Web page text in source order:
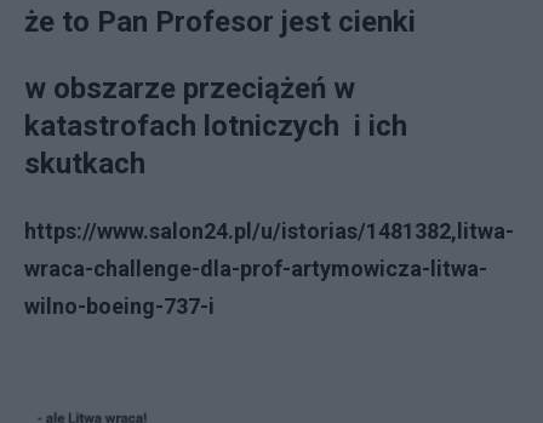
że to Pan Profesor jest cienki
w obszarze przeciążeń w
katastrofach lotniczych i ich
skutkach
https://www.salon24.pl/u/istorias/1481382,litwa-
wraca-challenge-dla-prof-artymowicza-litwa-
wilno-boeing-737-i